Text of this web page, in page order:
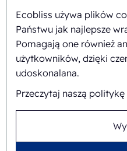
Ecobliss używa plików
Państwu jak najlepsze
Pomagają one również
użytkowników, dzięki
udoskonalana.
Przeczytaj naszą
FAB8-1824-3
Automatyczna Rotary